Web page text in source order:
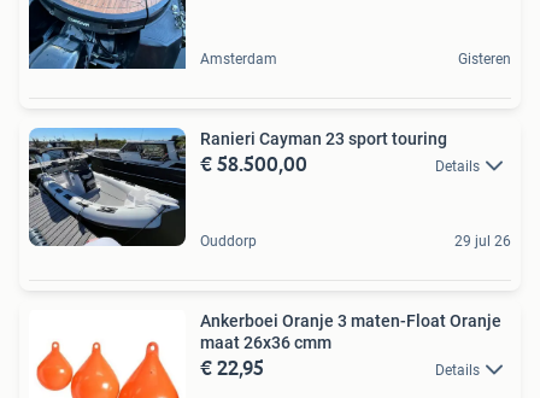
Amsterdam Gisteren
Ranieri Cayman 23 sport touring
€ 58.500,00 Details
Ouddorp 29 jul 26
Ankerboei Oranje 3 maten-Float Oranje
maat 26x36 cmm
€ 22,95 Details